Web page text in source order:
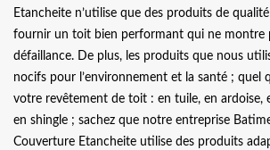
Etancheite n’utilise que des produits de
fournir un toit bien performant qui ne montre
défaillance. De plus, les produits que nous
nocifs pour l’environnement et la santé ; quel
votre revêtement de toit : en tuile, en ardoise,
en shingle ; sachez que notre entreprise
Couverture Etancheite utilise des produits